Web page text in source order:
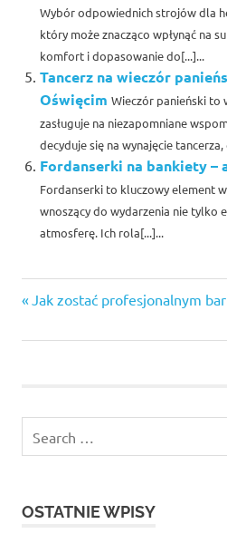
Wybór odpowiednich strojów dla
który może znacząco wpłynąć na
komfort i dopasowanie do[...]...
Tancerz na wieczór
Oświęcim Wieczór panieński to
zasługuje na niezapomniane
decyduje się na wynajęcie tancerza,
Fordanserki na bankiety
Fordanserki to kluczowy element
wnoszący do wydarzenia nie tylko
atmosferę. Ich rola[...]...
fordanserki
Fordanserki
Kraków
hostessy
hurtownia
Nawigacja
wpisu
Previous
Jak zostać profesjonalnym
for:
OSTATNIE WPISY